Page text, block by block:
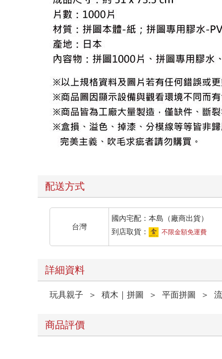
配送方式
台灣
國內宅配：本島（廠商出貨）
到店取貨：
不限金額免運費
詳細資料
玩具親子 ＞ 積木｜拼圖 ＞ 平面拼圖 ＞
商品評價